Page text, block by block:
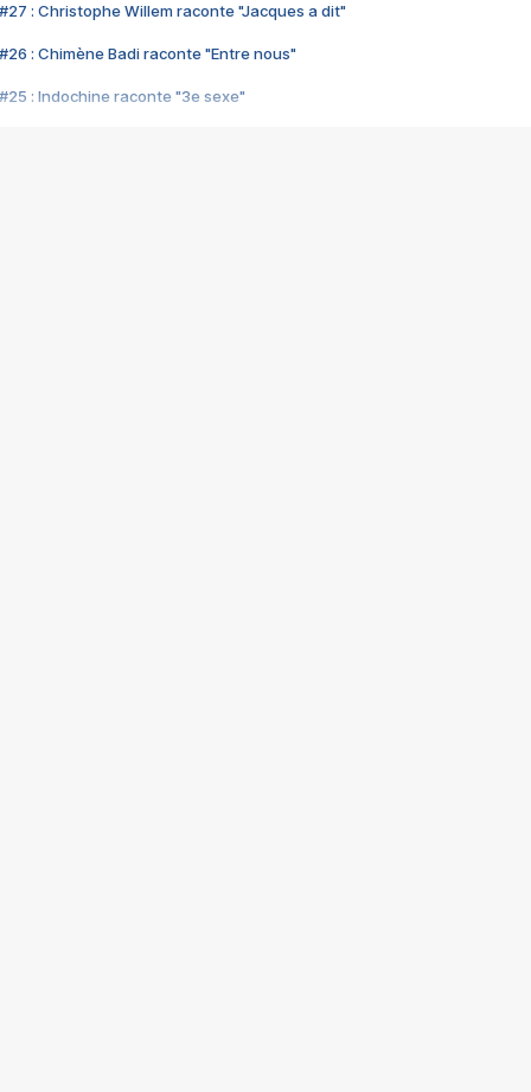
#27 : Christophe Willem raconte "Jacques a dit"
#26 : Chimène Badi raconte "Entre nous"
#25 : Indochine raconte "3e sexe"